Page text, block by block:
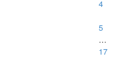
4
5
…
17